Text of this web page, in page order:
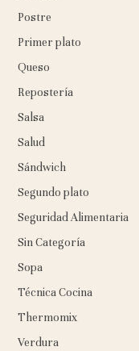
Postre
Primer plato
Queso
Repostería
Salsa
Salud
Sándwich
Segundo plato
Seguridad Alimentaria
Sin Categoría
Sopa
Técnica Cocina
Thermomix
Verdura